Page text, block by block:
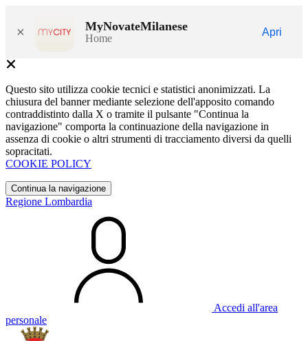
× MyNovateMilanese
Home
Apri
Questo sito utilizza cookie tecnici e statistici anonimizzati. La
chiusura del banner mediante selezione dell'apposito comando
contraddistinto dalla X o tramite il pulsante "Continua la
navigazione" comporta la continuazione della navigazione in
assenza di cookie o altri strumenti di tracciamento diversi da quelli
sopracitati.
COOKIE POLICY
Continua la navigazione
Regione Lombardia
Accedi all'area
personale